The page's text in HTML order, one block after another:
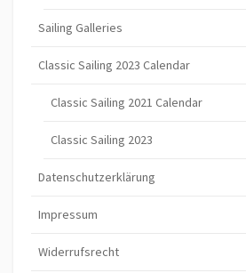
Sailing Galleries
Classic Sailing 2023 Calendar
Classic Sailing 2021 Calendar
Classic Sailing 2023
Datenschutzerklärung
Impressum
Widerrufsrecht